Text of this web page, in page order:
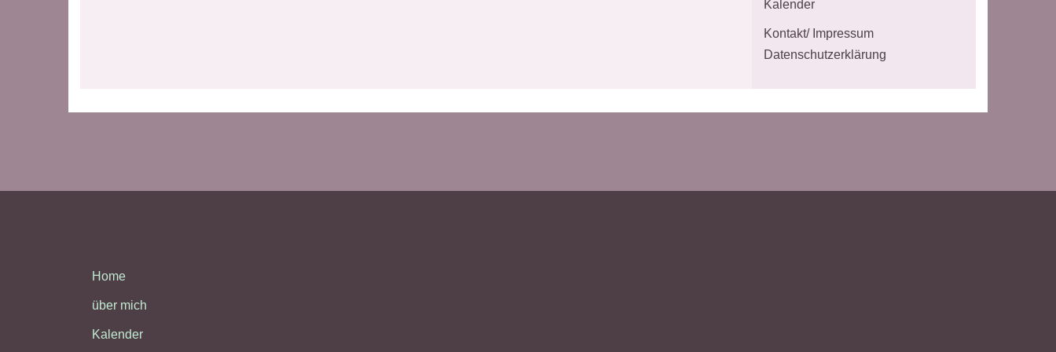
Kalender
Kontakt/ Impressum
Datenschutzerklärung
Home
über mich
Kalender